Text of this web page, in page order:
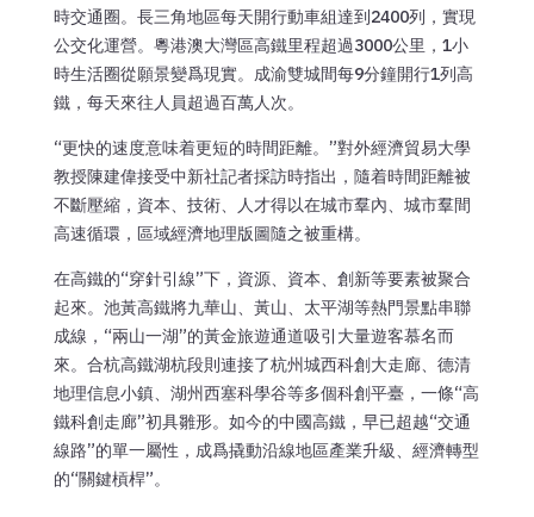
時交通圈。長三角地區每天開行動車組達到2400列，實現
公交化運營。粵港澳大灣區高鐵里程超過3000公里，1小
時生活圈從願景變爲現實。成渝雙城間每9分鐘開行1列高
鐵，每天來往人員超過百萬人次。
“更快的速度意味着更短的時間距離。”對外經濟貿易大學
教授陳建偉接受中新社記者採訪時指出，隨着時間距離被
不斷壓縮，資本、技術、人才得以在城市羣內、城市羣間
高速循環，區域經濟地理版圖隨之被重構。
在高鐵的“穿針引線”下，資源、資本、創新等要素被聚合
起來。池黃高鐵將九華山、黃山、太平湖等熱門景點串聯
成線，“兩山一湖”的黃金旅遊通道吸引大量遊客慕名而
來。合杭高鐵湖杭段則連接了杭州城西科創大走廊、德清
地理信息小鎮、湖州西塞科學谷等多個科創平臺，一條“高
鐵科創走廊”初具雛形。如今的中國高鐵，早已超越“交通
線路”的單一屬性，成爲撬動沿線地區產業升級、經濟轉型
的“關鍵槓桿”。